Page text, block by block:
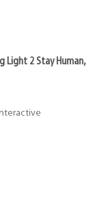
Light 2 Stay Human,